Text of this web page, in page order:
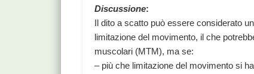
Discussione:
Il dito a scatto può essere considerato
limitazione del movimento, il che
muscolari (MTM), ma se:
– più che limitazione del movimento si